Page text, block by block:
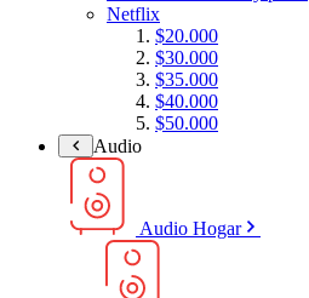
Netflix
$20.000
$30.000
$35.000
$40.000
$50.000
Audio
Audio Hogar